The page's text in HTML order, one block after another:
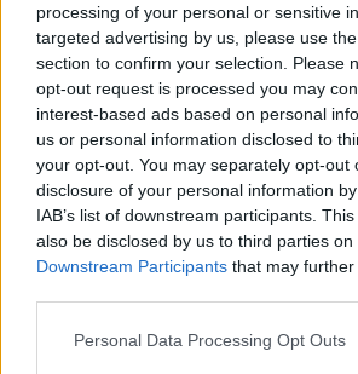
processing of your personal or sensitive
targeted advertising by us, please use
section to confirm your selection. Please
opt-out request is processed you may
interest-based ads based on personal
us or personal information disclosed to
your opt-out. You may separately opt-out
disclosure of your personal information
IAB’s list of downstream participants.
also be disclosed by us to third parties on
Downstream Participants that may
Personal Data Processing Opt Outs
samodzielnie do aktualnych
leczenia.